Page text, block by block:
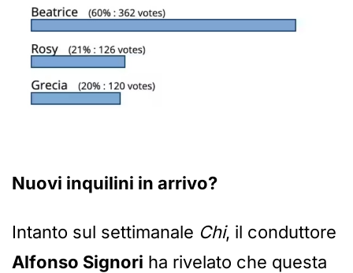
Nuovi inquilini in arrivo?
Intanto sul settimanale Chi, il conduttore
Alfonso Signori ha rivelato che questa